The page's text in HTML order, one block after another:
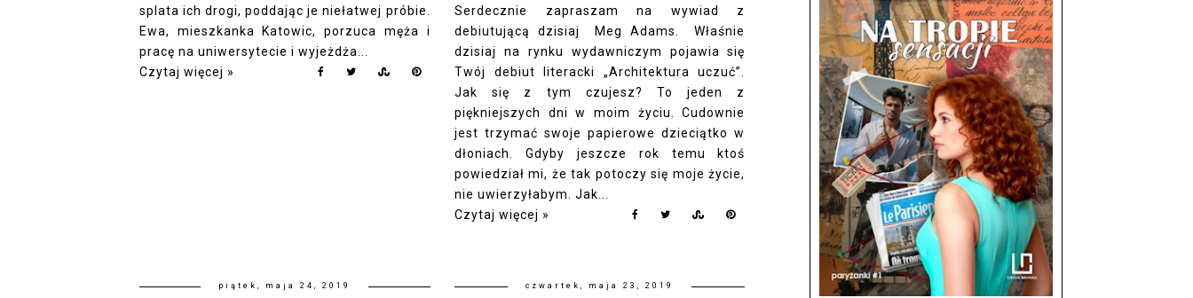
splata ich drogi, poddając je niełatwej próbie.
Ewa, mieszkanka Katowic, porzuca męża i
pracę na uniwersytecie i wyjeżdża...
Czytaj więcej »
Serdecznie zapraszam na wywiad z
debiutującą dzisiaj Meg Adams. Właśnie
dzisiaj na rynku wydawniczym pojawia się
Twój debiut literacki „Architektura uczuć”.
Jak się z tym czujesz? To jeden z
piękniejszych dni w moim życiu. Cudownie
jest trzymać swoje papierowe dzieciątko w
dłoniach. Gdyby jeszcze rok temu ktoś
powiedział mi, że tak potoczy się moje życie,
nie uwierzyłabym. Jak...
Czytaj więcej »
piątek, maja 24, 2019 czwartek, maja 23, 2019